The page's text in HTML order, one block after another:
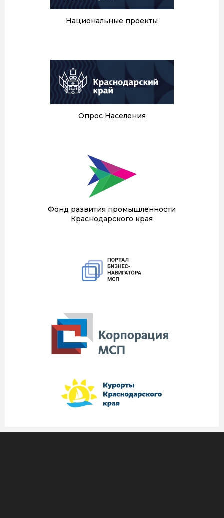
Национальные проекты
Опрос Населения
Фонд развития промышленности
Краснодарского края